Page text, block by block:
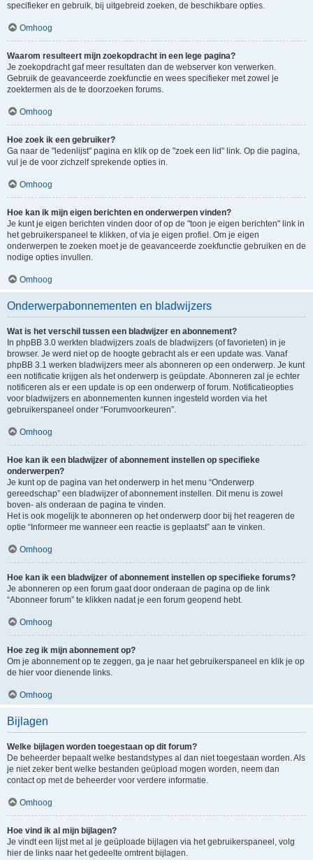
specifieker en gebruik, bij uitgebreid zoeken, de beschikbare opties.
Omhoog
Waarom resulteert mijn zoekopdracht in een lege pagina?
Je zoekopdracht gaf meer resultaten dan de webserver kon verwerken.
Gebruik de geavanceerde zoekfunctie en wees specifieker met zowel je
zoektermen als de te doorzoeken forums.
Omhoog
Hoe zoek ik een gebruiker?
Ga naar de "ledenlijst" pagina en klik op de "zoek een lid" link. Op die pagina,
vul je de voor zichzelf sprekende opties in.
Omhoog
Hoe kan ik mijn eigen berichten en onderwerpen vinden?
Je kunt je eigen berichten vinden door of op de "toon je eigen berichten" link in
het gebruikerspaneel te klikken, of via je eigen profiel. Om je eigen
onderwerpen te zoeken moet je de geavanceerde zoekfunctie gebruiken en de
nodige opties invullen.
Omhoog
Onderwerpabonnementen en bladwijzers
Wat is het verschil tussen een bladwijzer en abonnement?
In phpBB 3.0 werkten bladwijzers zoals de bladwijzers (of favorieten) in je
browser. Je werd niet op de hoogte gebracht als er een update was. Vanaf
phpBB 3.1 werken bladwijzers meer als abonneren op een onderwerp. Je kunt
een notificatie krijgen als het onderwerp is geüpdate. Abonneren zal je echter
notificeren als er een update is op een onderwerp of forum. Notificatieopties
voor bladwijzers en abonnementen kunnen ingesteld worden via het
gebruikerspaneel onder “Forumvoorkeuren”.
Omhoog
Hoe kan ik een bladwijzer of abonnement instellen op specifieke
onderwerpen?
Je kunt op de pagina van het onderwerp in het menu “Onderwerp
gereedschap” een bladwijzer of abonnement instellen. Dit menu is zowel
boven- als onderaan de pagina te vinden.
Het is ook mogelijk te abonneren op het onderwerp door bij het reageren de
optie “Informeer me wanneer een reactie is geplaatst” aan te vinken.
Omhoog
Hoe kan ik een bladwijzer of abonnement instellen op specifieke forums?
Je abonneren op een forum gaat door onderaan de pagina op de link
“Abonneer forum” te klikken nadat je een forum geopend hebt.
Omhoog
Hoe zeg ik mijn abonnement op?
Om je abonnement op te zeggen, ga je naar het gebruikerspaneel en klik je op
de hier voor dienende links.
Omhoog
Bijlagen
Welke bijlagen worden toegestaan op dit forum?
De beheerder bepaalt welke bestandstypes al dan niet toegestaan worden. Als
je niet zeker bent welke bestanden geüpload mogen worden, neem dan
contact op met de beheerder voor verdere informatie.
Omhoog
Hoe vind ik al mijn bijlagen?
Je vindt een lijst met al je geüploade bijlagen via het gebruikerspaneel, volg
hier de links naar het gedeelte omtrent bijlagen.